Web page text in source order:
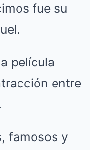
fue su
película
entre
famosos y